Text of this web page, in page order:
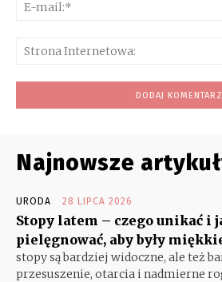
Najnowsze
URODA 28 LIPCA 2026
Stopy latem – czego unikać i
pielęgnować, aby były
stopy są bardziej widoczne, ale też
przesuszenie, otarcia i nadmierne